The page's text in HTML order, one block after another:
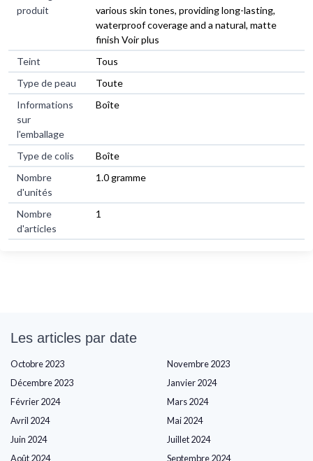
produit
various skin tones, providing long-lasting,
waterproof coverage and a natural, matte
finish Voir plus
Teint
Tous
Type de peau
Toute
Informations
sur
l'emballage
Boîte
Type de colis
Boîte
Nombre
d'unités
1.0 gramme
Nombre
d'articles
1
Les articles par date
Octobre 2023
Novembre 2023
Décembre 2023
Janvier 2024
Février 2024
Mars 2024
Avril 2024
Mai 2024
Juin 2024
Juillet 2024
Août 2024
Septembre 2024